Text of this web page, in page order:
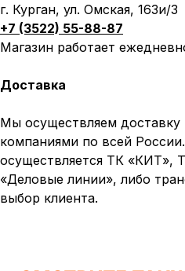
г. Курган, ул. Омская, 163и/3
+7 (3522) 55-88-87
Магазин работает
Доставка
Мы осуществляем
компаниями по всей
осуществляется ТК «КИТ»,
«Деловые линии», либо
выбор клиента.